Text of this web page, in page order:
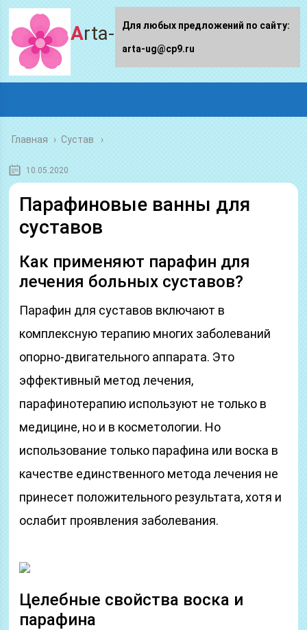
Arta-ug.ru
Главная › Сустав
10.05.2020
Парафиновые ванны для
суставов
Как применяют парафин для
лечения больных суставов?
Парафин для суставов включают в
комплексную терапию многих заболеваний
опорно-двигательного аппарата. Это
эффективный метод лечения,
парафинотерапию используют не только в
медицине, но и в косметологии. Но
использование только парафина или воска в
качестве единственного метода лечения не
принесет положительного результата, хотя и
ослабит проявления заболевания.
Целебные свойства воска и
парафина
Для любых предложений по сайту:
arta-ug@cp9.ru